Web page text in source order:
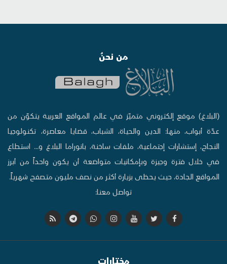
من نحنُ
(البلاغ) موقع إلكتروني متميّز في عالم المواقع العربية يتكوّن من
عدّة أبواب، منها: الدين والحياة، الشباب، قضايا معاصرة، تكنولوجيا
النجاح، إستشارات إجتماعية، ملفات ساخنة، بانوراما البلاغ و... استطاع
في خلال فترة وجيزة وبإمكانيات متواضعة أن يكون واحداً من أبرز
المواقع الجادة، حيث يحظى بزيارة أكثر من نصف مليون متصفح شهرياً.
تواصل معنا:
مختارات